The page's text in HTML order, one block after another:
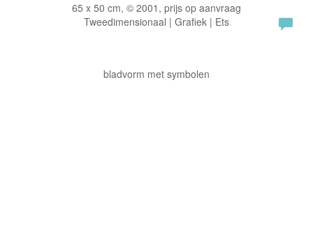
65 x 50 cm, © 2001, prijs op aanvraag
Tweedimensionaal | Grafiek | Ets
bladvorm met symbolen